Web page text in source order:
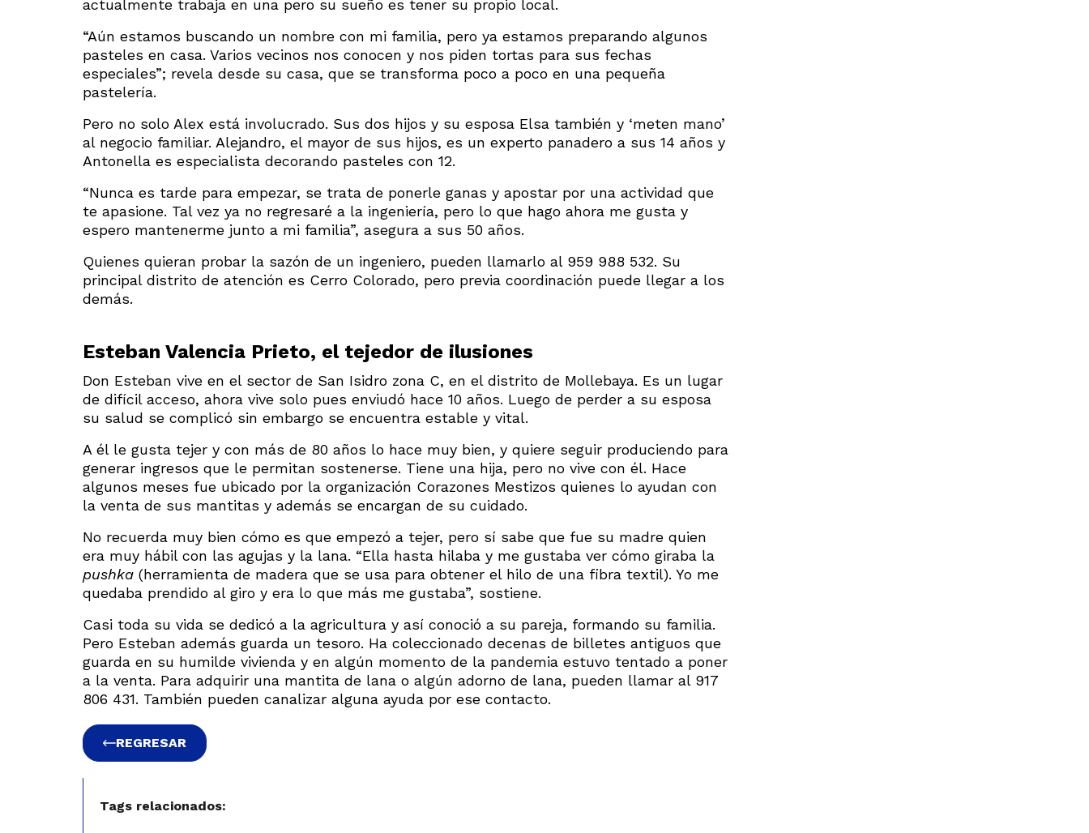
actualmente trabaja en una pero su sueño es tener su propio local.
“Aún estamos buscando un nombre con mi familia, pero ya estamos preparando algunos
pasteles en casa. Varios vecinos nos conocen y nos piden tortas para sus fechas
especiales”; revela desde su casa, que se transforma poco a poco en una pequeña
pastelería.
Pero no solo Alex está involucrado. Sus dos hijos y su esposa Elsa también y ‘meten mano’
al negocio familiar. Alejandro, el mayor de sus hijos, es un experto panadero a sus 14 años y
Antonella es especialista decorando pasteles con 12.
“Nunca es tarde para empezar, se trata de ponerle ganas y apostar por una actividad que
te apasione. Tal vez ya no regresaré a la ingeniería, pero lo que hago ahora me gusta y
espero mantenerme junto a mi familia”, asegura a sus 50 años.
Quienes quieran probar la sazón de un ingeniero, pueden llamarlo al 959 988 532. Su
principal distrito de atención es Cerro Colorado, pero previa coordinación puede llegar a los
demás.
Esteban Valencia Prieto, el tejedor de ilusiones
Don Esteban vive en el sector de San Isidro zona C, en el distrito de Mollebaya. Es un lugar
de difícil acceso, ahora vive solo pues enviudó hace 10 años. Luego de perder a su esposa
su salud se complicó sin embargo se encuentra estable y vital.
A él le gusta tejer y con más de 80 años lo hace muy bien, y quiere seguir produciendo para
generar ingresos que le permitan sostenerse. Tiene una hija, pero no vive con él. Hace
algunos meses fue ubicado por la organización Corazones Mestizos quienes lo ayudan con
la venta de sus mantitas y además se encargan de su cuidado.
No recuerda muy bien cómo es que empezó a tejer, pero sí sabe que fue su madre quien
era muy hábil con las agujas y la lana. “Ella hasta hilaba y me gustaba ver cómo giraba la
pushka (herramienta de madera que se usa para obtener el hilo de una fibra textil). Yo me
quedaba prendido al giro y era lo que más me gustaba”, sostiene.
Casi toda su vida se dedicó a la agricultura y así conoció a su pareja, formando su familia.
Pero Esteban además guarda un tesoro. Ha coleccionado decenas de billetes antiguos que
guarda en su humilde vivienda y en algún momento de la pandemia estuvo tentado a poner
a la venta. Para adquirir una mantita de lana o algún adorno de lana, pueden llamar al 917
806 431. También pueden canalizar alguna ayuda por ese contacto.
REGRESAR
Tags relacionados: